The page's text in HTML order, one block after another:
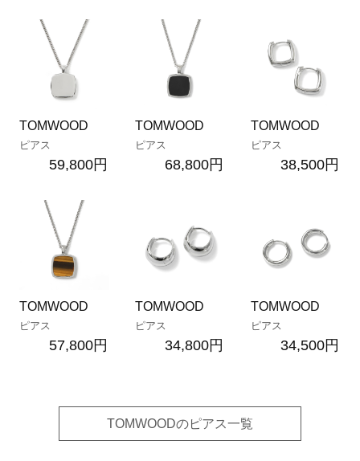
TOMWOOD
ピアス
59,800円
TOMWOOD
ピアス
68,800円
TOMWOOD
ピアス
38,500円
TOMWOOD
ピアス
57,800円
TOMWOOD
ピアス
34,800円
TOMWOOD
ピアス
34,500円
TOMWOODのピアス一覧